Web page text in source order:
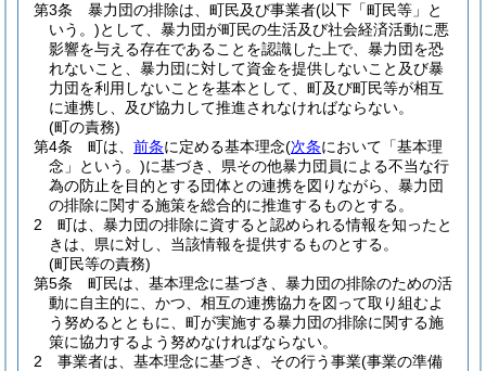
第3条
暴力団の排除は、町民及び事業者(以下「町民等」と
いう。)として、暴力団が町民の生活及び社会経済活動に悪
影響を与える存在であることを認識した上で、暴力団を恐
れないこと、暴力団に対して資金を提供しないこと及び暴
力団を利用しないことを基本として、町及び町民等が相互
に連携し、及び協力して推進されなければならない。
(町の責務)
第4条
町は、 前条に定める基本理念(次条において「基本理
念」という。)に基づき、県その他暴力団員による不当な行
為の防止を目的とする団体との連携を図りながら、暴力団
の排除に関する施策を総合的に推進するものとする。
2
町は、暴力団の排除に資すると認められる情報を知ったと
きは、県に対し、当該情報を提供するものとする。
(町民等の責務)
第5条
町民は、基本理念に基づき、暴力団の排除のための活
動に自主的に、かつ、相互の連携協力を図って取り組むよ
う努めるとともに、町が実施する暴力団の排除に関する施
策に協力するよう努めなければならない。
2
事業者は、基本理念に基づき、その行う事業(事業の準備